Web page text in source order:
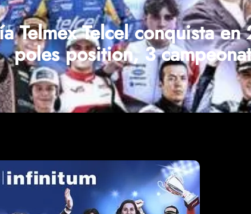
Telmex Telcel conquista
poles position, 3